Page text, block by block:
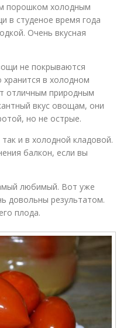
порошком холодным
в студеное время года
Очень вкусная
не покрываются
в холодном
отличным природным
вкус овощам, они
но не острые.
и в холодной кладовой.
балкон, если вы
любимый. Вот уже
довольны результатом.
плода.